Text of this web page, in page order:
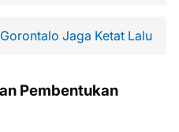
Jaga Ketat Lalu
Pembentukan